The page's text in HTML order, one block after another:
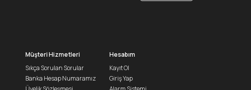
Müşteri Hizmetleri
Sıkça Sorulan Sorular
Banka Hesap Numaramız
Hesabım
Kayıt Ol
Giriş Yap